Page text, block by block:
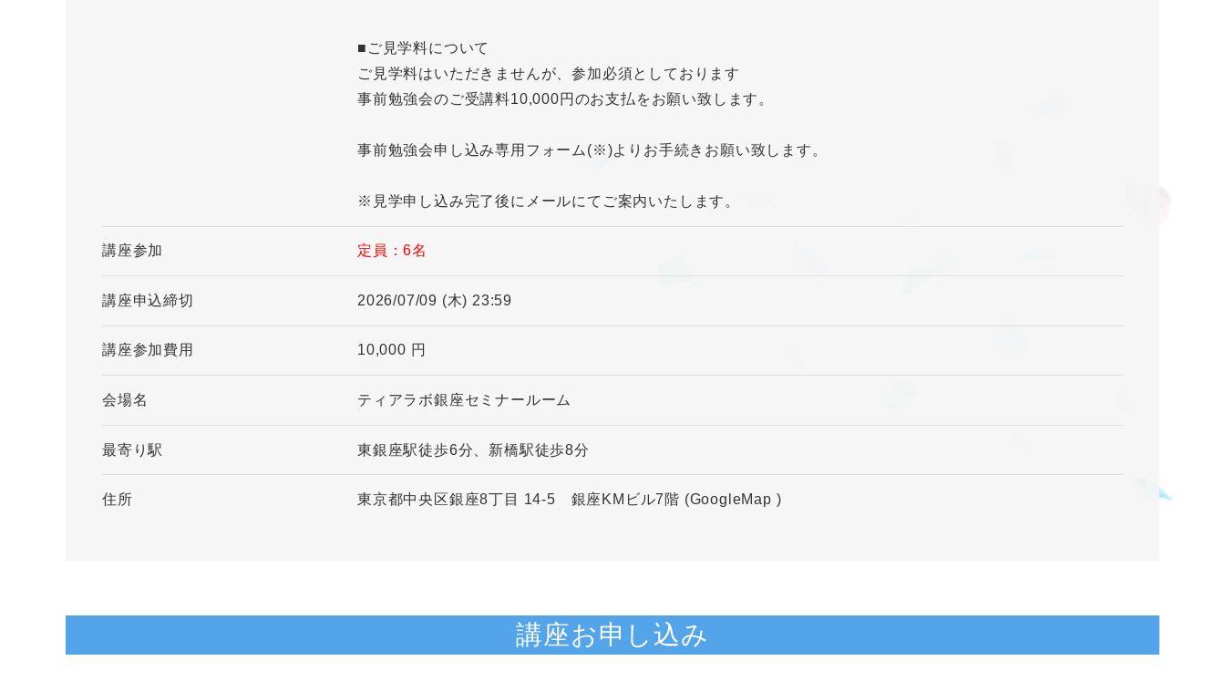
■ご見学料について
ご見学料はいただきませんが、参加必須としております
事前勉強会のご受講料10,000円のお支払をお願い致します。
事前勉強会申し込み専用フォーム(※)よりお手続きお願い致します。
※見学申し込み完了後にメールにてご案内いたします。
講座参加 定員：6名
講座申込締切 2026/07/09 (木) 23:59
講座参加費用 10,000 円
会場名 ティアラボ銀座セミナールーム
最寄り駅 東銀座駅徒歩6分、新橋駅徒歩8分
住所 東京都中央区銀座8丁目 14-5 銀座KMビル7階 (GoogleMap )
講座お申し込み